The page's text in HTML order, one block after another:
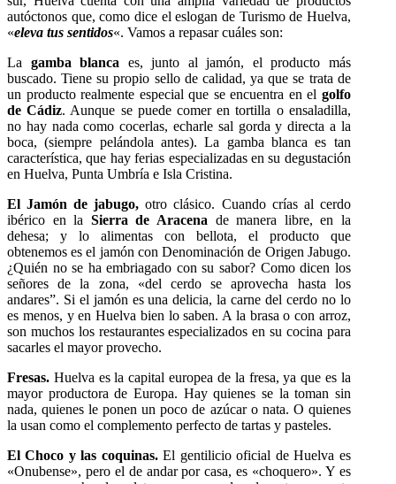
autóctonos que, como dice el eslogan de Turismo de Huelva,
«eleva tus sentidos«. Vamos a repasar cuáles son:
La gamba blanca es, junto al jamón, el producto más
buscado. Tiene su propio sello de calidad, ya que se trata de
un producto realmente especial que se encuentra en el golfo
de Cádiz. Aunque se puede comer en tortilla o ensaladilla,
no hay nada como cocerlas, echarle sal gorda y directa a la
boca, (siempre pelándola antes). La gamba blanca es tan
característica, que hay ferias especializadas en su degustación
en Huelva, Punta Umbría e Isla Cristina.
El Jamón de jabugo, otro clásico. Cuando crías al cerdo
ibérico en la Sierra de Aracena de manera libre, en la
dehesa; y lo alimentas con bellota, el producto que
obtenemos es el jamón con Denominación de Origen Jabugo.
¿Quién no se ha embriagado con su sabor? Como dicen los
señores de la zona, «del cerdo se aprovecha hasta los
andares”. Si el jamón es una delicia, la carne del cerdo no lo
es menos, y en Huelva bien lo saben. A la brasa o con arroz,
son muchos los restaurantes especializados en su cocina para
sacarles el mayor provecho.
Fresas. Huelva es la capital europea de la fresa, ya que es la
mayor productora de Europa. Hay quienes se la toman sin
nada, quienes le ponen un poco de azúcar o nata. O quienes
la usan como el complemento perfecto de tartas y pasteles.
El Choco y las coquinas.El gentilicio oficial de Huelva es
«Onubense», pero el de andar por casa, es «choquero». Y es